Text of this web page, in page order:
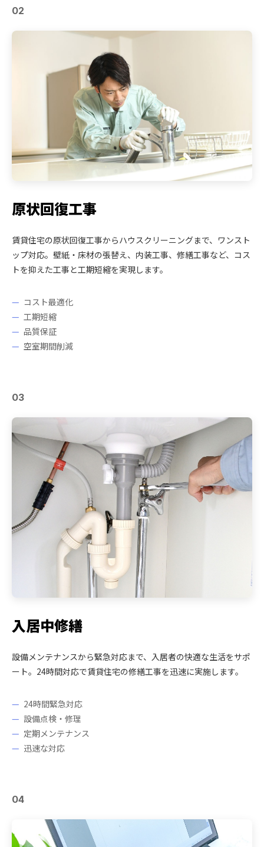
02
原状回復工事
賃貸住宅の原状回復工事からハウスクリーニングまで、ワンスト
ップ対応。壁紙・床材の張替え、内装工事、修繕工事など、コス
トを抑えた工事と工期短縮を実現します。
コスト最適化
工期短縮
品質保証
空室期間削減
03
入居中修繕
設備メンテナンスから緊急対応まで、入居者の快適な生活をサポ
ート。24時間対応で賃貸住宅の修繕工事を迅速に実施します。
24時間緊急対応
設備点検・修理
定期メンテナンス
迅速な対応
04